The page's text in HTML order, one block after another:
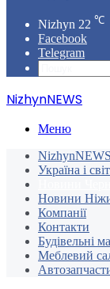
Nizhyn 22 ℃
Facebook
Telegram
NizhynNEWS
Меню
NizhynNEWS
Україна і світ
Новини
Компанії
Контакти
Будівельні
Меблевий